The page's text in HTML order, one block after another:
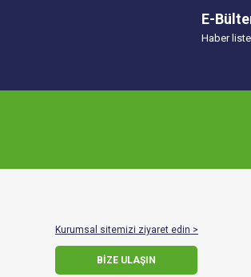
E-
Haber
Kurumsal sitemizi ziyaret edin >
BİZE ULAŞIN